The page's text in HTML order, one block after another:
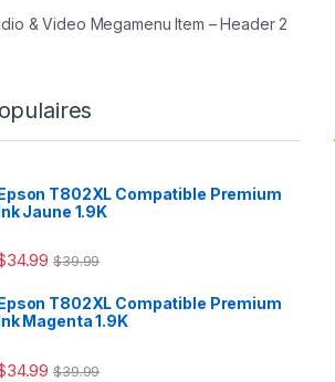
de l'article
& Video Megamenu Item – Header 2
T802XL Compatible Premium
Jaune 1.9K
34.99 $39.99
T802XL Compatible Premium
Magenta 1.9K
34.99 $39.99